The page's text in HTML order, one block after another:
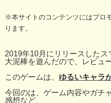
※本サイトのコンテンツにはプロ
ります。
2019年10月にリリースしたス
大泥棒を遊んだので、レビュ
このゲームは、 ゆるいキャラ
今回のは、ゲーム内容やガチ
感想など、